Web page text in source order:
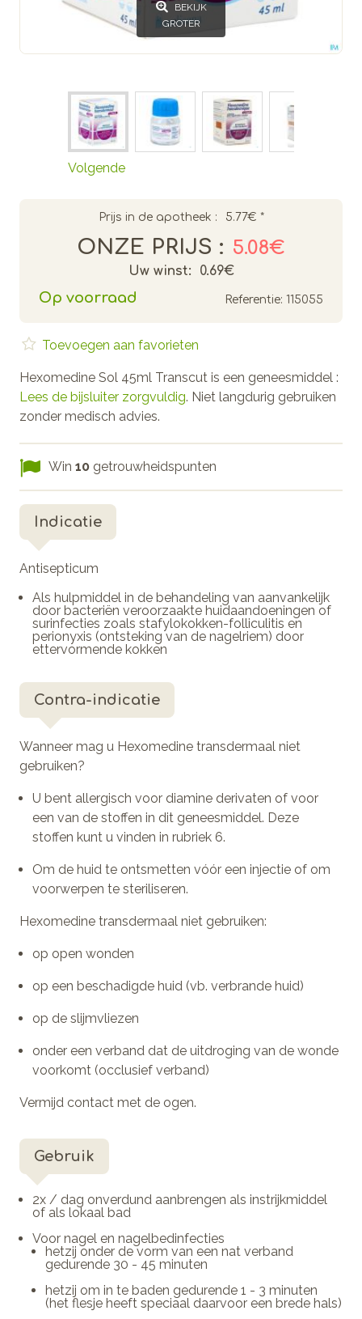
BEKIJK
GROTER
Volgende
Hexomedine Sol 45ml Transcut is een geneesmiddel :
Lees de bijsluiter zorgvuldig. Niet langdurig gebruiken
zonder medisch advies.
Prijs in de apotheek : 5.77€ *
ONZE PRIJS : 5.08€
Uw winst: 0.69€
Op voorraad Referentie: 115055
Toevoegen aan favorieten
Win 10 getrouwheidspunten
Indicatie
Antisepticum
Als hulpmiddel in de behandeling van aanvankelijk
door bacteriën veroorzaakte huidaandoeningen of
surinfecties zoals stafylokokken-folliculitis en
perionyxis (ontsteking van de nagelriem) door
ettervormende kokken
Contra-indicatie
Wanneer mag u Hexomedine transdermaal niet
gebruiken?
U bent allergisch voor diamine derivaten of voor
een van de stoffen in dit geneesmiddel. Deze
stoffen kunt u vinden in rubriek 6.
Om de huid te ontsmetten vóór een injectie of om
voorwerpen te steriliseren.
Hexomedine transdermaal niet gebruiken:
op open wonden
op een beschadigde huid (vb. verbrande huid)
op de slijmvliezen
onder een verband dat de uitdroging van de wonde
voorkomt (occlusief verband)
Vermijd contact met de ogen.
Gebruik
2x / dag onverdund aanbrengen als instrijkmiddel
of als lokaal bad
Voor nagel en nagelbedinfecties
hetzij onder de vorm van een nat verband
gedurende 30 - 45 minuten
hetzij om in te baden gedurende 1 - 3 minuten
(het flesje heeft speciaal daarvoor een brede hals)